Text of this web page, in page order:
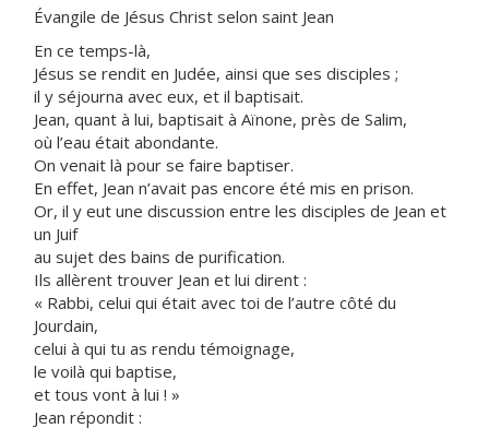
Évangile de Jésus Christ selon saint Jean
En ce temps-là,
Jésus se rendit en Judée, ainsi que ses disciples ;
il y séjourna avec eux, et il baptisait.
Jean, quant à lui, baptisait à Aïnone, près de Salim,
où l’eau était abondante.
On venait là pour se faire baptiser.
En effet, Jean n’avait pas encore été mis en prison.
Or, il y eut une discussion entre les disciples de Jean et
un Juif
au sujet des bains de purification.
Ils allèrent trouver Jean et lui dirent :
« Rabbi, celui qui était avec toi de l’autre côté du
Jourdain,
celui à qui tu as rendu témoignage,
le voilà qui baptise,
et tous vont à lui ! »
Jean répondit :